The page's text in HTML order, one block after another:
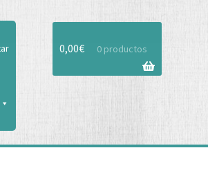
0,00€ 0 productos